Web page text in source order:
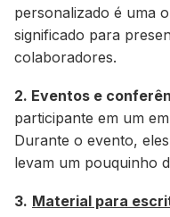
personalizado é uma
significado para
colaboradores.
2. Eventos e
participante em um
Durante o evento,
levam um pouquinho
3. Material para